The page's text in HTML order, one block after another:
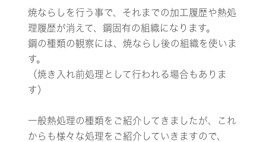
焼ならしを行う事で、それまでの加工履歴や熱処
理履歴が消えて、鋼固有の組織になります。
鋼の種類の観察には、焼ならし後の組織を使いま
す。
（焼き入れ前処理として行われる場合もありま
す）
一般熱処理の種類をご紹介してきましたが、これ
からも様々な処理をご紹介していきますので、